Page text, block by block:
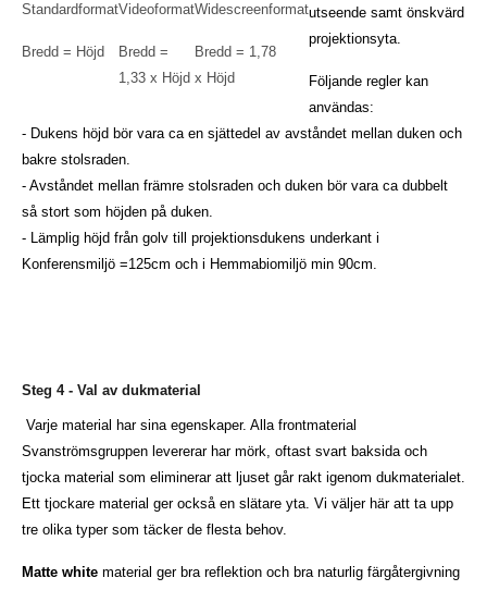
Standardformat
Bredd = Höjd
Videoformat
Bredd =
1,33 x Höjd
Widescreenformat
Bredd = 1,78
x Höjd
utseende samt önskvärd
projektionsyta.
Följande regler kan
användas:
- Dukens höjd bör vara ca en sjättedel av avståndet mellan duken och
bakre stolsraden.
- Avståndet mellan främre stolsraden och duken bör vara ca dubbelt
så stort som höjden på duken.
- Lämplig höjd från golv till projektionsdukens underkant i
Konferensmiljö =125cm och i Hemmabiomiljö min 90cm.
Steg 4 - Val av dukmaterial
Varje material har sina egenskaper. Alla frontmaterial
Svanströmsgruppen levererar har mörk, oftast svart baksida och
tjocka material som eliminerar att ljuset går rakt igenom dukmaterialet.
Ett tjockare material ger också en slätare yta. Vi väljer här att ta upp
tre olika typer som täcker de flesta behov.
Matte white material ger bra reflektion och bra naturlig färgåtergivning